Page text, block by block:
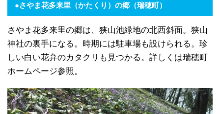
●さやま花多来里（かたくり）の郷 （瑞穂町）
さやま花多来里の郷は、狭山池緑地の北西斜面。狭山
神社の裏手になる。時期には駐車場も設けられる。珍
しい白い花弁のカタクリも見つかる。詳しくは瑞穂町
ホームページ参照。